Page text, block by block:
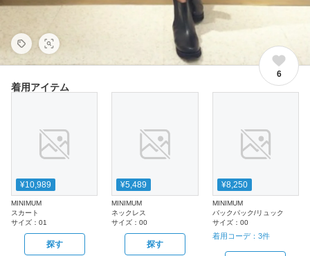
6
着用アイテム
¥10,989
MINIMUM
スカート
サイズ： 01
探す
¥5,489
MINIMUM
ネックレス
サイズ：00
探す
¥8,250
MINIMUM
バックパック/リュック
サイズ： 00
着用コーデ： 3件